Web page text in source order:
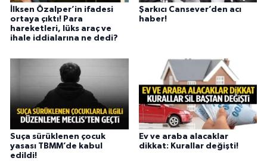
İlksen Özalper’in ifadesi
ortaya çıktı! Para
hareketleri, lüks araç ve
ihale iddialarına ne dedi?
Şarkıcı Cansever’den acı
haber!
Suça sürüklenen çocuk
yasası TBMM’de kabul
edildi!
Ev ve araba alacaklar
dikkat: Kurallar değişti!